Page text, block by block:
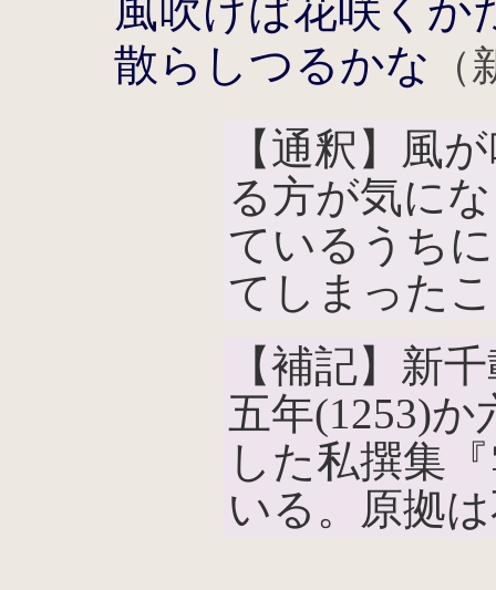
風吹けば花咲くか
散らしつるかな
【通釈】風
る方が気に
ているうち
てしまった
【補記】新
五年(1253)
した私撰集
いる。原拠